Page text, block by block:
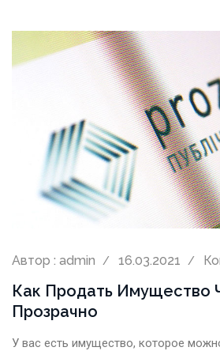
Автор : admin 16.03.2021
Как Продать Имущество
Прозрачно
У вас есть имущество, которое